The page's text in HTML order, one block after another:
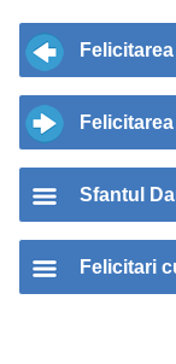
Sfantul
Felicitari